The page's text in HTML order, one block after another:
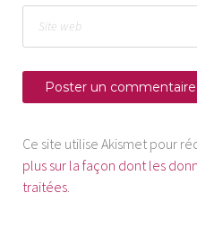
Ce site utilise Akismet pour
plus sur la façon dont les
traitées.